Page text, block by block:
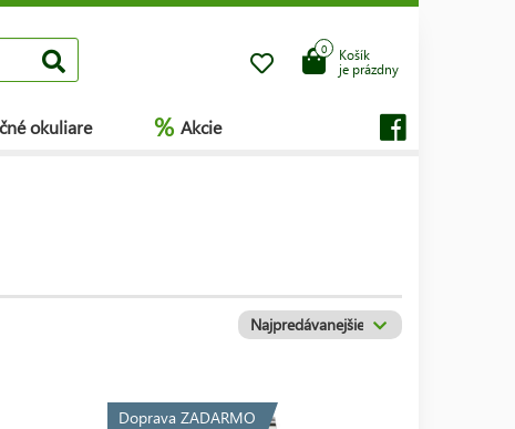
Košík
je prázdny
0
okuliare % Akcie
Doprava ZADARMO